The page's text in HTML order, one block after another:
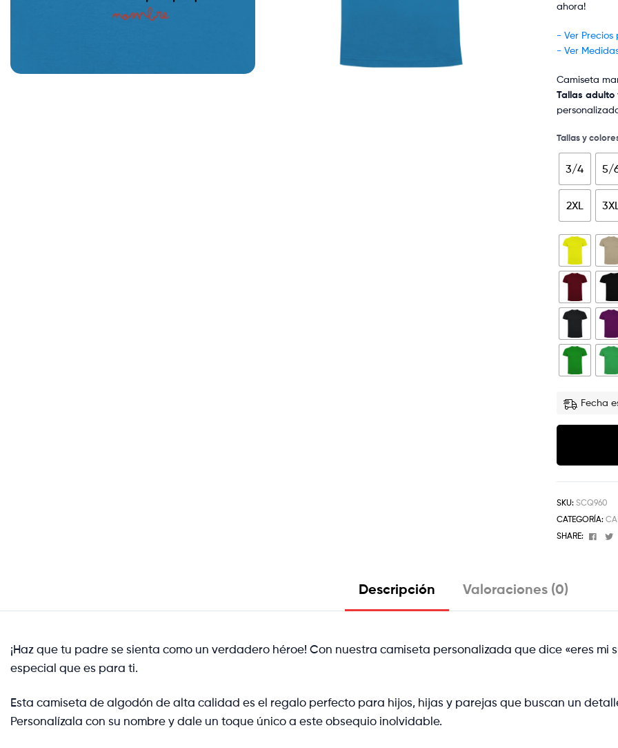
ahora!
- Ver
- Ver
Camiseta
Tallas adulto
Tallas y
3/4 5/
2XL
Fecha
SKU: SCQ960
CATEGORÍA:
SHARE:
Descripción Valoraciones (0)
¡Haz que tu padre se sienta como un verdadero héroe! Con nuestra camiseta personalizada que dice «eres
especial que es para ti.
Esta camiseta de algodón de alta calidad es el regalo perfecto para hijos, hijas y parejas que buscan un
Personalízala con su nombre y dale un toque único a este obsequio inolvidable.